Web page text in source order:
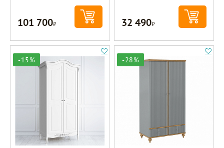
101 700Р 32 490Р
-15% -28%